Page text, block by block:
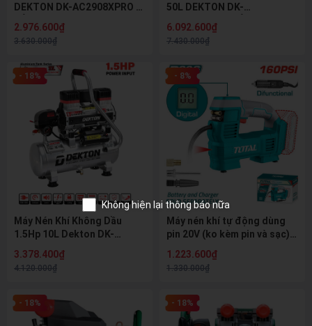
DEKTON DK-AC2908XPRO –
2.976.600₫
3.630.000₫
50L DEKTON DK-
BÌNH NÉN 3 NĂM
6.092.600₫
7.430.000₫
- 18%
Máy Nén Khí Không Dầu
1.5Hp 10L Dekton DK-
3.378.400₫
4.120.000₫
- 8%
Máy nén khí tự động dùng
pin 20V (ko kèm pin và sạc)
1.223.600₫
1.330.000₫
- 18% - 18%
Không hiện lại thông báo nữa